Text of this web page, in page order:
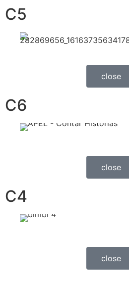
C5
close
C6
close
C4
close